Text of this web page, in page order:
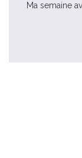
Ma semaine